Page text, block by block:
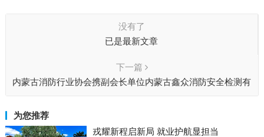
没有了
已是最新文章
下一篇
内蒙古消防行业协会携副会长单位内蒙古鑫众消防安全检测有
为您推荐
戎耀新程启新局 就业护航显担当